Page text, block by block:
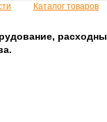
Каталог товаров